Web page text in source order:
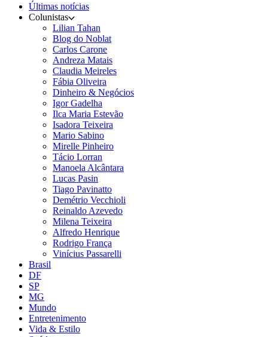
Últimas notícias
Colunistas
Lilian Tahan
Blog do Noblat
Carlos Carone
Andreza Matais
Claudia Meireles
Fábia Oliveira
Dinheiro & Negócios
Igor Gadelha
Ilca Maria Estevão
Isadora Teixeira
Mario Sabino
Mirelle Pinheiro
Tácio Lorran
Manoela Alcântara
Lucas Pasin
Tiago Pavinatto
Demétrio Vecchioli
Reinaldo Azevedo
Milena Teixeira
Alfredo Henrique
Rodrigo França
Vinícius Passarelli
Brasil
DF
SP
MG
Mundo
Entretenimento
Vida & Estilo